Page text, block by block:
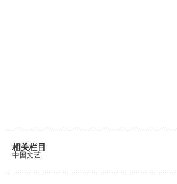
相关栏目
中国文艺